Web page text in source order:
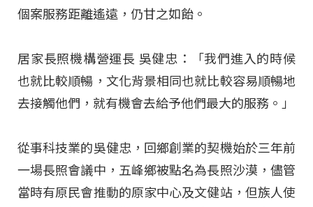
個案服務距離遙遠，仍甘之如飴。
居家長照機構營運長 吳健忠：「我們進入的時候
也就比較順暢，文化背景相同也就比較容易順暢地
去接觸他們，就有機會去給予他們最大的服務。」
從事科技業的吳健忠，回鄉創業的契機始於三年前
一場長照會議中，五峰鄉被點名為長照沙漠，儘管
當時有原民會推動的原家中心及文健站，但族人使